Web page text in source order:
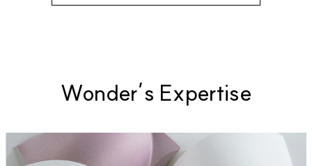
Wonder’s Expertise